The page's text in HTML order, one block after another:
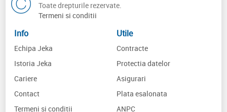
Toate drepturile rezervate.
Termeni si conditii
Info
Echipa Jeka
Istoria Jeka
Cariere
Contact
Termeni si conditii
Utile
Contracte
Protectia datelor
Asigurari
Plata esalonata
ANPC